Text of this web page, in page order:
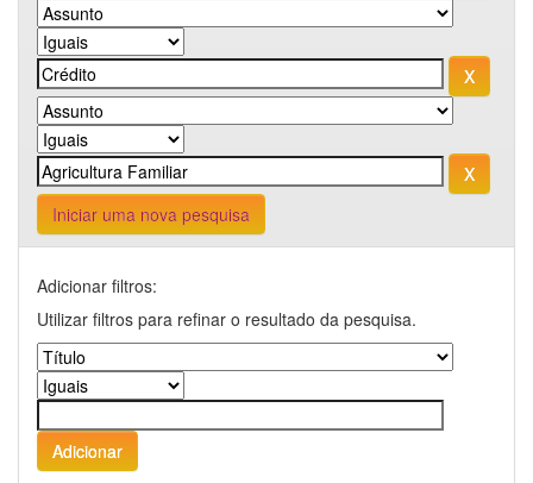
Iniciar uma nova pesquisa
Adicionar filtros:
Utilizar filtros para refinar o resultado da pesquisa.